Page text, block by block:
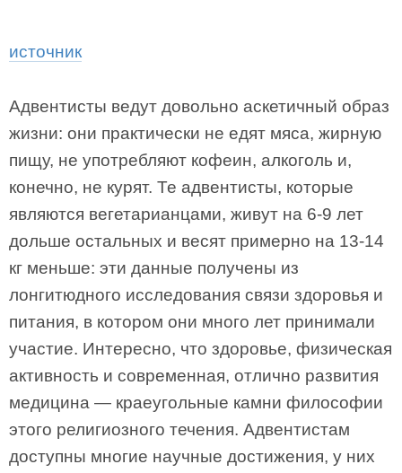
источник
Адвентисты ведут довольно аскетичный образ
жизни: они практически не едят мяса, жирную
пищу, не употребляют кофеин, алкоголь и,
конечно, не курят. Те адвентисты, которые
являются вегетарианцами, живут на 6-9 лет
дольше остальных и весят примерно на 13-14
кг меньше: эти данные получены из
лонгитюдного исследования связи здоровья и
питания, в котором они много лет принимали
участие. Интересно, что здоровье, физическая
активность и современная, отлично развития
медицина — краеугольные камни философии
этого религиозного течения. Адвентистам
доступны многие научные достижения, у них